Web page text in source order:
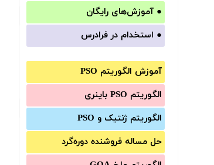
● آموزش‌های رایگان
● استخدام در فرادرس
آموزش الگوریتم PSO
الگوریتم PSO باینری
الگوریتم ژنتیک و PSO
حل مساله فروشنده دوره‌گرد